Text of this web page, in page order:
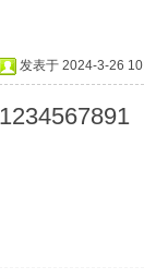
发表于 2024-3-26
1234567891